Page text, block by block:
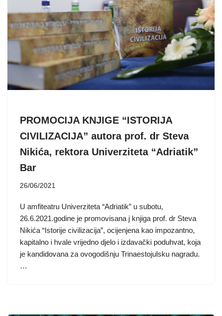
PROMOCIJA KNJIGE “ISTORIJA
CIVILIZACIJA” autora prof. dr Steva
Nikića, rektora Univerziteta “Adriatik”
Bar
26/06/2021
U amfiteatru Univerziteta “Adriatik” u subotu,
26.6.2021.godine je promovisana j knjiga prof. dr Steva
Nikića “Istorije civilizacija”, ocijenjena kao impozantno,
kapitalno i hvale vrijedno djelo i izdavački poduhvat, koja
je kandidovana za ovogodišnju Trinaestojulsku nagradu.
…